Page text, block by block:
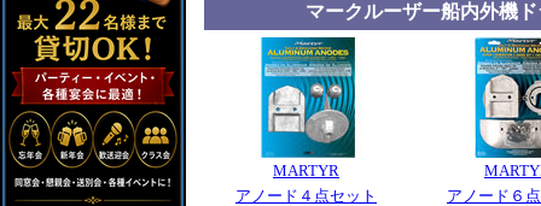
マークルーザー船内外機
MARTYR
アノード４点セット
アノード６